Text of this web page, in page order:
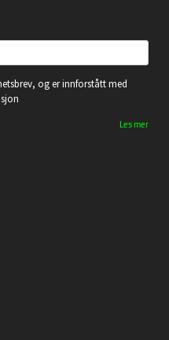
og er innforstått med
Les mer